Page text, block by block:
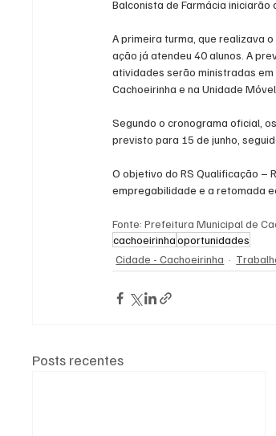
Balconista de Farmácia iniciarão
A primeira turma, que realizava
ação já atendeu 40 alunos. A
atividades serão ministradas
Cachoeirinha e na Unidade
Segundo o cronograma oficial,
previsto para 15 de junho,
O objetivo do RS Qualificação –
empregabilidade e a retomada
Fonte: Prefeitura Municipal de
cachoeirinhaoportunidades
Cidade - Cachoeirinha
Posts recentes